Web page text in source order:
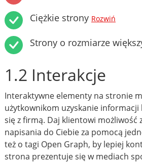
Ciężkie strony Rozwiń
Strony o rozmiarze
1.2 Interakcje
Interaktywne elementy na stronie
użytkownikom uzyskanie
się z firmą. Daj klientowi możliwość
napisania do Ciebie za pomocą
też o tagi Open Graph, by lepiej
strona prezentuje się w mediach